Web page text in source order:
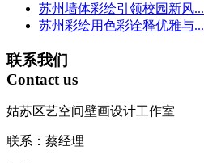
苏州墙体彩绘引领校园新风...
苏州彩绘用色彩诠释优雅与...
联系我们
Contact us
姑苏区艺空间壁画设计工作室
联系：蔡经理